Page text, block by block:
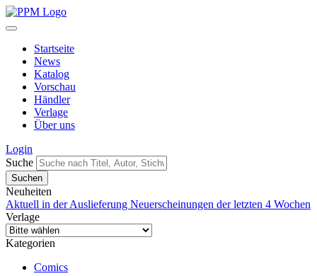
Startseite
News
Katalog
Vorschau
Händler
Verlage
Über uns
Login
Suche
Neuheiten
Aktuell in der Auslieferung Neuerscheinungen der letzten 4 Wochen
Verlage
Kategorien
Comics